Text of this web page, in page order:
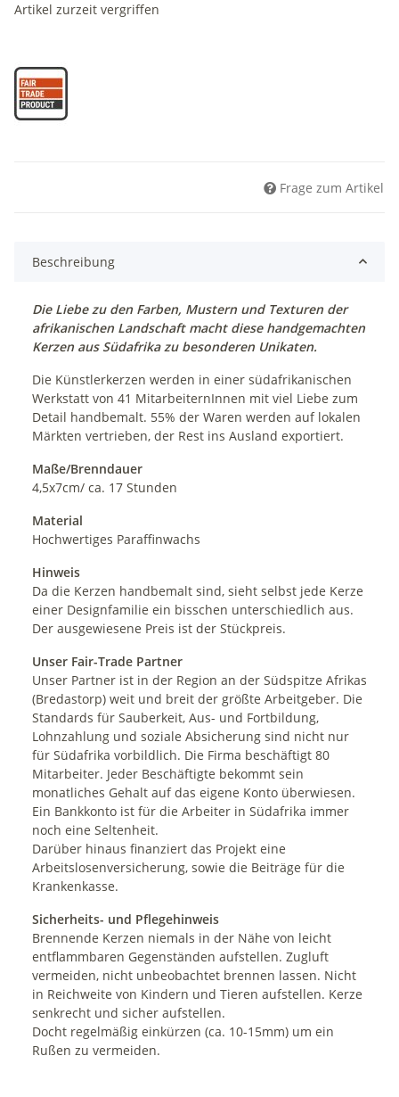
Artikel zurzeit vergriffen
Frage zum Artikel
Beschreibung
Die Liebe zu den Farben, Mustern und Texturen der
afrikanischen Landschaft macht diese handgemachten
Kerzen aus Südafrika zu besonderen Unikaten.
Die Künstlerkerzen werden in einer südafrikanischen
Werkstatt von 41 MitarbeiternInnen mit viel Liebe zum
Detail handbemalt. 55% der Waren werden auf lokalen
Märkten vertrieben, der Rest ins Ausland exportiert.
Maße/Brenndauer
4,5x7cm/ ca. 17 Stunden
Material
Hochwertiges Paraffinwachs
Hinweis
Da die Kerzen handbemalt sind, sieht selbst jede Kerze
einer Designfamilie ein bisschen unterschiedlich aus.
Der ausgewiesene Preis ist der Stückpreis.
Unser Fair-Trade Partner
Unser Partner ist in der Region an der Südspitze Afrikas
(Bredastorp) weit und breit der größte Arbeitgeber. Die
Standards für Sauberkeit, Aus- und Fortbildung,
Lohnzahlung und soziale Absicherung sind nicht nur
für Südafrika vorbildlich. Die Firma beschäftigt 80
Mitarbeiter. Jeder Beschäftigte bekommt sein
monatliches Gehalt auf das eigene Konto überwiesen.
Ein Bankkonto ist für die Arbeiter in Südafrika immer
noch eine Seltenheit.
Darüber hinaus finanziert das Projekt eine
Arbeitslosenversicherung, sowie die Beiträge für die
Krankenkasse.
Sicherheits- und Pflegehinweis
Brennende Kerzen niemals in der Nähe von leicht
entflammbaren Gegenständen aufstellen. Zugluft
vermeiden, nicht unbeobachtet brennen lassen. Nicht
in Reichweite von Kindern und Tieren aufstellen. Kerze
senkrecht und sicher aufstellen.
Docht regelmäßig einkürzen (ca. 10-15mm) um ein
Rußen zu vermeiden.